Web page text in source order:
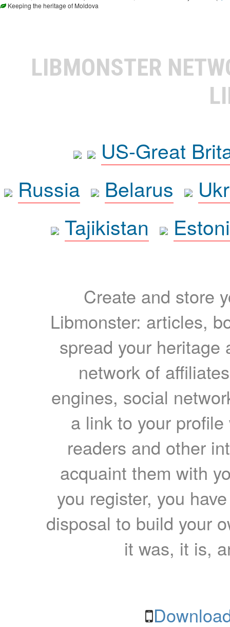
Keeping the heritage of Moldova
LIBMONSTER
US-Great
Russia
Belarus
Tajikistan
Create and store
Libmonster: articles,
spread your heritage
network of
engines, social
a link to your
readers and other
acquaint them with
you register, you
disposal to build your
it was, it is,